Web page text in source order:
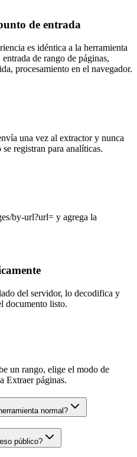
de entrada
es idéntica a la herramienta
de rango de páginas,
procesamiento en el navegador.
una vez al extractor y nunca
registran para analíticas.
by-url?url= y agrega la
del servidor, lo decodifica y
documento listo.
un rango, elige el modo de
Extraer páginas.
normal?
público?